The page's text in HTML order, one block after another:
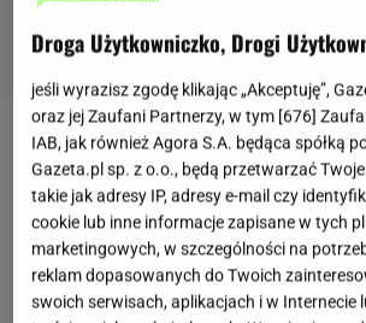
Murzinto danie, które wywodzi się
śląskiego, a dokładniej z okolic
Cieszyńskiego. To nic innego jak
wypełnioneboczkiem, szynką i
Swoją formą może przypominać
Droga Użytkowniczko, Drogi
jeśli wyrazisz zgodę klikając „Akceptuję”,
oraz jej Zaufani Partnerzy, w tym [676]
IAB, jak również Agora S.A. będąca spółką
Gazeta.pl sp. z o.o., będą przetwarzać
takie jak adresy IP, adresy e-mail czy
cookie lub inne informacje zapisane w tych
marketingowych, w szczególności na
reklam dopasowanych do Twoich
swoich serwisach, aplikacjach i w Internecie